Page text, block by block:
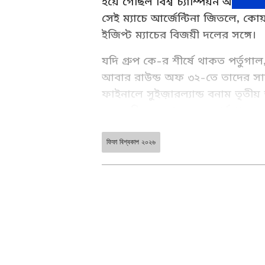
সেই ম্যাচে আর্জেন্টিনা জিতলে,
ইজিপ্ট ম্যাচের বিজয়ী দলের সঙ্গে।
যদি গ্রুপ কে-র শীর্ষে থাকত
আবার রাউন্ড অফ ৩২-তে তাদের
ফাইনালে সুইজ়ারল্যান্ড বনাম তৃতীয়
Sports News in Bengla
ফিফা বিশ্বকাপ ২০২৬